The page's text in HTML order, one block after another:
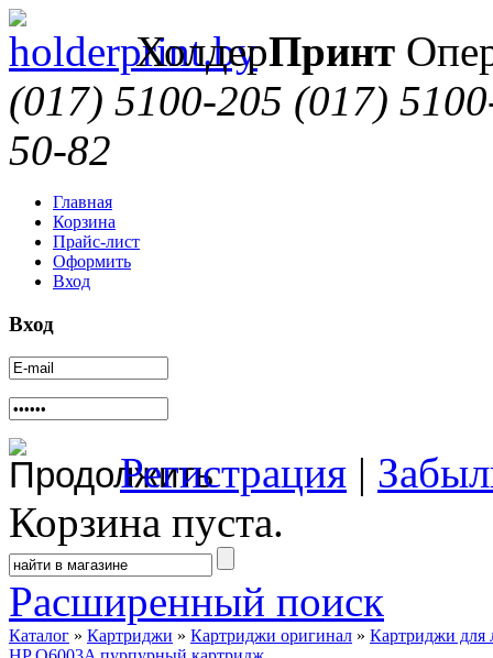
ХолдерПринт
(017) 5100-205 (017)
50-82
Главная
Корзина
Прайс-лист
Оформить
Вход
Вход
Регистрация |
Корзина пуста.
Расширенный поиск
Каталог » Картриджи » Картриджи оригинал » Картриджи для